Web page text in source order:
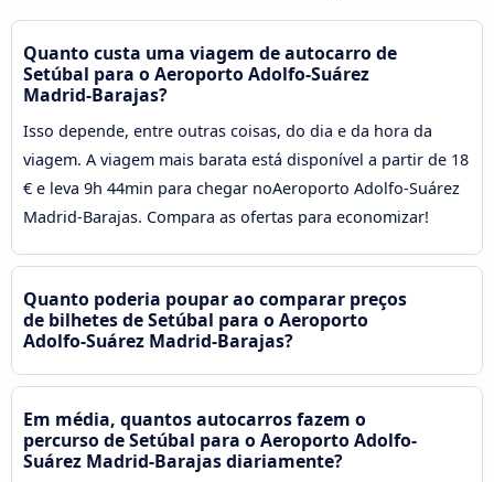
Quanto custa uma viagem de autocarro de
Setúbal para o Aeroporto Adolfo-Suárez
Madrid-Barajas?
Isso depende, entre outras coisas, do dia e da hora da
viagem. A viagem mais barata está disponível a partir de 18
€ e leva 9h 44min para chegar noAeroporto Adolfo-Suárez
Madrid-Barajas. Compara as ofertas para economizar!
Quanto poderia poupar ao comparar preços
de bilhetes de Setúbal para o Aeroporto
Adolfo-Suárez Madrid-Barajas?
Em média, quantos autocarros fazem o
percurso de Setúbal para o Aeroporto Adolfo-
Suárez Madrid-Barajas diariamente?